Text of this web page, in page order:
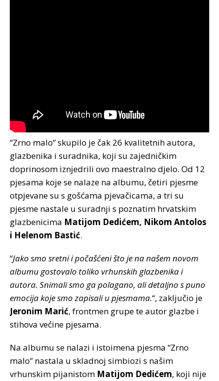
“Zrno malo” skupilo je čak 26 kvalitetnih autora,
glazbenika i suradnika, koji su zajedničkim
doprinosom iznjedrili ovo maestralno djelo. Od 12
pjesama koje se nalaze na albumu, četiri pjesme
otpjevane su s gošćama pjevačicama, a tri su
pjesme nastale u suradnji s poznatim hrvatskim
glazbenicima Matijom Dedićem, Nikom Antolos
i Helenom Bastić.
“Jako smo sretni i počašćeni što je na našem novom
albumu gostovalo toliko vrhunskih glazbenika i
autora. Snimali smo ga polagano, ali detaljno s puno
emocija koje smo zapisali u pjesmama.“, zaključio je
Jeronim Marić, frontmen grupe te autor glazbe i
stihova većine pjesama.
Na albumu se nalazi i istoimena pjesma “Zrno
malo” nastala u skladnoj simbiozi s našim
vrhunskim pijanistom Matijom Dedićem, koji nije